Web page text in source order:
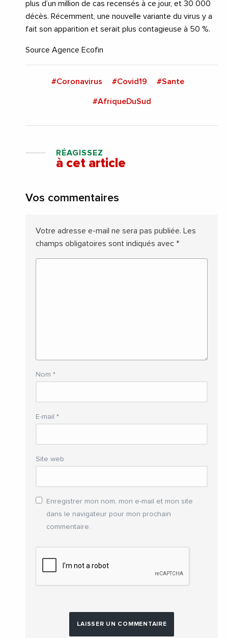
plus d’un million de cas recensés à ce jour, et 30 000
décès. Récemment, une nouvelle variante du virus y a
fait son apparition et serait plus contagieuse à 50 %.
Source Agence Ecofin
#Coronavirus #Covid19 #Sante
#AfriqueDuSud
RÉAGISSEZ
à cet article
Vos commentaires
Votre adresse e-mail ne sera pas publiée. Les
champs obligatoires sont indiqués avec *
Nom *
E-mail *
Site web
Enregistrer mon nom, mon e-mail et mon site
dans le navigateur pour mon prochain
commentaire.